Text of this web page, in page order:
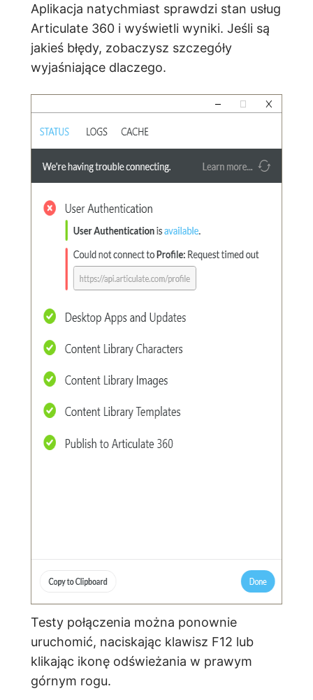
Aplikacja natychmiast sprawdzi stan usług
Articulate 360 i wyświetli wyniki. Jeśli są
jakieś błędy, zobaczysz szczegóły
wyjaśniające dlaczego.
Testy połączenia można ponownie
uruchomić, naciskając klawisz F12 lub
klikając ikonę odświeżania w prawym
górnym rogu.